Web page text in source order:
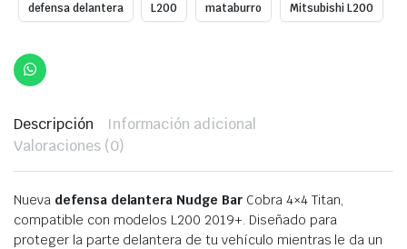
defensa delantera L200 mataburro Mitsubishi L200
Descripción
Información adicional
Valoraciones (0)
Nueva defensa delantera Nudge Bar Cobra 4×4 Titan,
compatible con modelos L200 2019+. Diseñado para
proteger la parte delantera de tu vehículo mientras le da un